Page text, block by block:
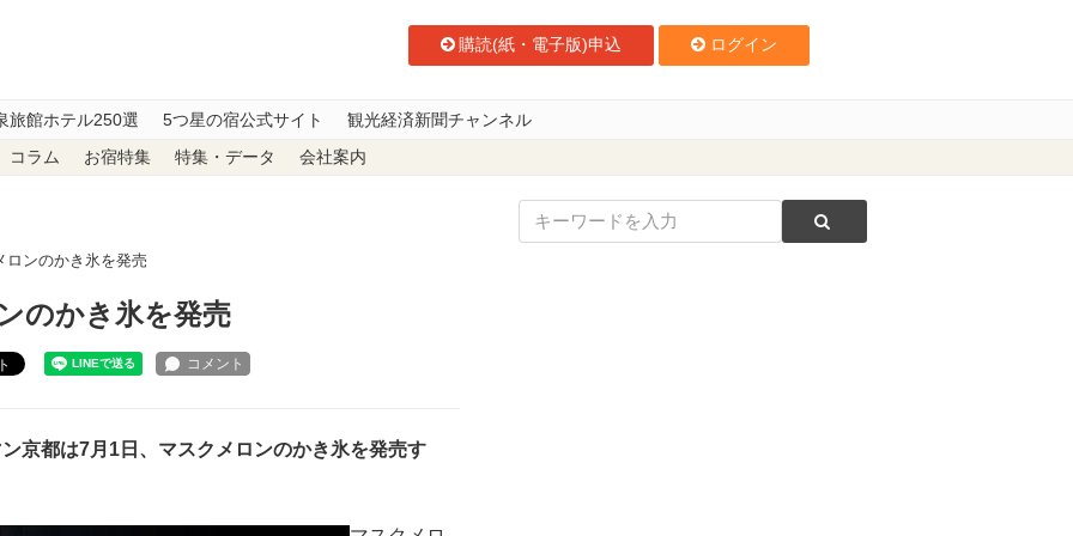
購読(紙・電子版)申込 ログイン
旅館ホテル250選 5つ星の宿公式サイト 観光経済新聞チャンネル
コラム お宿特集 特集・データ 会社案内
ロンのかき氷を発売
のかき氷を発売
京都は7月1日、マスクメロンのかき氷を発売す